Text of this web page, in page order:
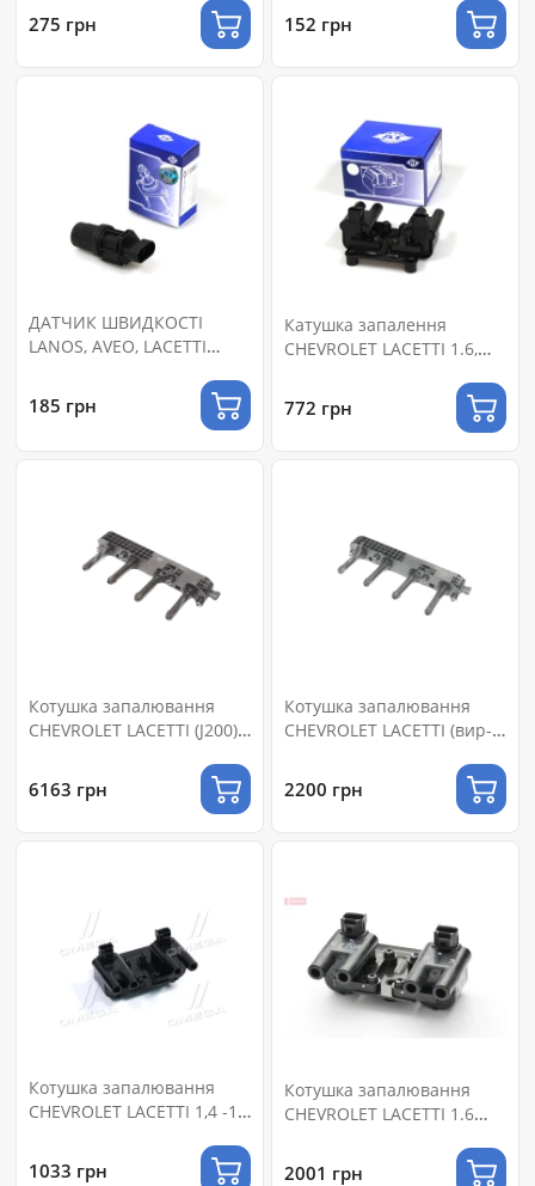
1.5,1.6, LACETTI 1.6,1.8
(Vernet)
275 грн
<ДК>
152 грн
ДАТЧИК ШВИДКОСТІ
LANOS, AVEO, LACETTI
185 грн
Катушка запалення
CHEVROLET LACETTI 1.6,
772 грн
Котушка запалювання
CHEVROLET LACETTI (J200)
6163 грн
Котушка запалювання
CHEVROLET LACETTI (вир-
2200 грн
Котушка запалювання
CHEVROLET LACETTI 1,4 -1,6
1033 грн
Котушка запалювання
CHEVROLET LACETTI 1.6
2001 грн